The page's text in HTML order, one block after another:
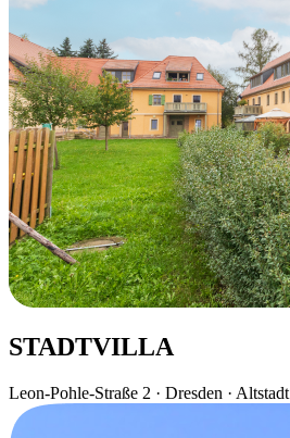
STADTVILLA
Leon-Pohle-Straße 2 · Dresden · Altstadt